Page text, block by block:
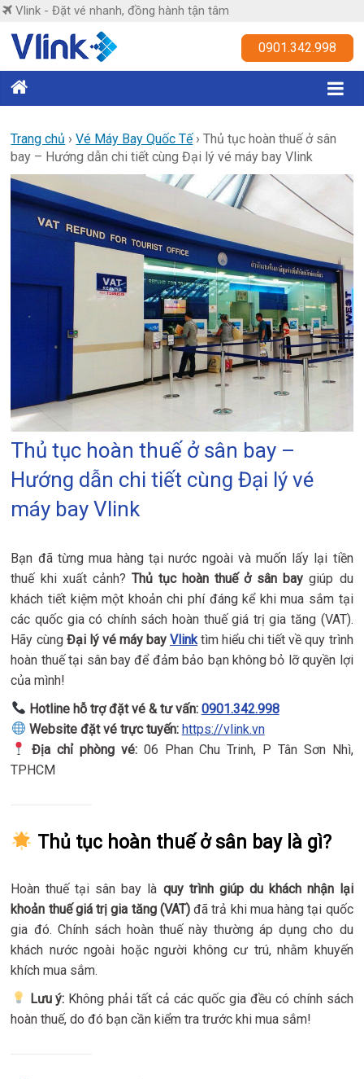
Skip
content
Vlink - Đặt vé nhanh, đồng hành tận tâm
Vlink
nhanh,
đồng
hành
tận
tâm
0901.342.998
Trang chủ ›Vé Máy Bay Quốc Tế›Thủ tục hoàn thuế ở sân
bay – Hướng dẫn chi tiết cùng Đại lý vé máy bay Vlink
Thủ tục hoàn thuế ở sân bay –
Hướng dẫn chi tiết cùng Đại lý vé
máy bay Vlink
Bạn đã từng mua hàng tại nước ngoài và muốn lấy lại tiền
thuế khi xuất cảnh? Thủ tục hoàn thuế ở sân bay giúp du
khách tiết kiệm một khoản chi phí đáng kể khi mua sắm tại
các quốc gia có chính sách hoàn thuế giá trị gia tăng (VAT).
Hãy cùng Đại lý vé máy bayVlinktìm hiểu chi tiết về quy trình
hoàn thuế tại sân bay để đảm bảo bạn không bỏ lỡ quyền lợi
của mình!
Hotline hỗ trợ đặt vé & tư vấn: 0901.342.998
Website đặt vé trực tuyến: https://vlink.vn
Địa chỉ phòng vé:06 Phan Chu Trinh, P Tân Sơn Nhì,
TPHCM
Thủ tục hoàn thuế ở sân bay là gì?
Hoàn thuế tại sân bay là quy trình giúp du khách nhận lại
khoản thuế giá trị gia tăng (VAT)đã trả khi mua hàng tại quốc
gia đó. Chính sách hoàn thuế này thường áp dụng cho du
khách nước ngoài hoặc người không cư trú, nhằm khuyến
khích mua sắm.
Lưu ý: Không phải tất cả các quốc gia đều có chính sách
hoàn thuế, do đó bạn cần kiểm tra trước khi mua sắm!